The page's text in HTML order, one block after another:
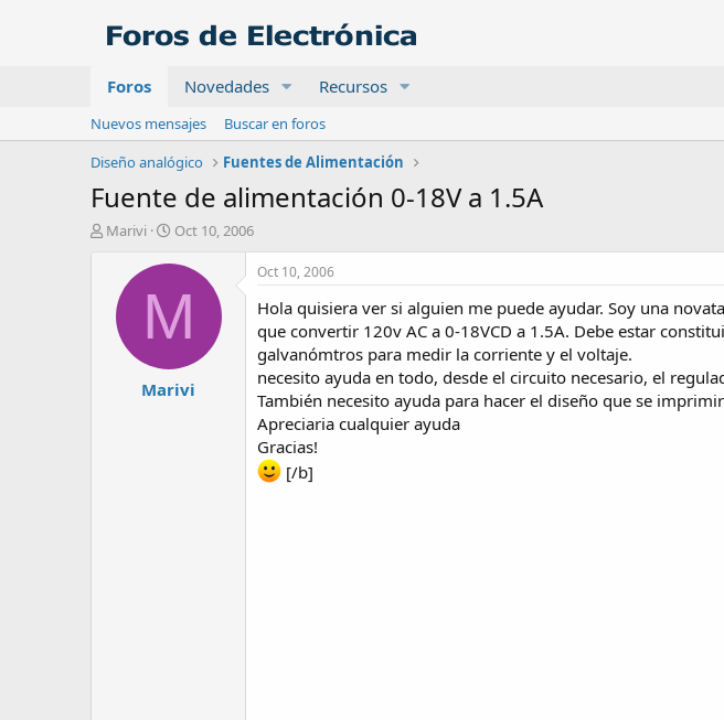
Foros Novedades Recursos
Nuevos mensajes
Buscar en foros
Diseño analógico
Fuentes de Alimentación
Fuente de alimentación 0-18V a 1.5A
A
Marivi
F
c
a
d
i
n
Oct 10, 2006
M
Marivi
Oct 10, 2006
Hola quisiera ver si alguien me puede ayudar. Soy una
que convertir 120v AC a 0-18VCD a 1.5A. Debe estar
galvanómtros para medir la corriente y el voltaje.
necesito ayuda en todo, desde el circuito necesario, el
También necesito ayuda para hacer el diseño que se
Apreciaria cualquier ayuda
Gracias!
[/b]